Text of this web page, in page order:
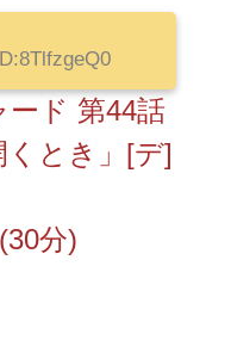
ド 第44話
くとき」[デ]
分)